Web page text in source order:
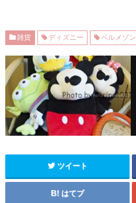
雑貨 ディズニー ベルメゾン
ツイート
はてブ